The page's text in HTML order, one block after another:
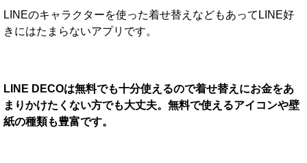
LINEのキャラクターを使った着せ替えなどもあってLINE好
きにはたまらないアプリです。
LINE DECOは無料でも十分使えるので着せ替えにお金をあ
まりかけたくない方でも大丈夫。無料で使えるアイコンや壁
紙の種類も豊富です。